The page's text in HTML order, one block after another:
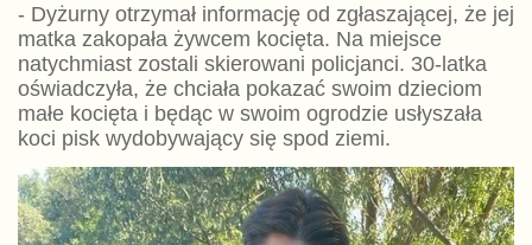
- Dyżurny otrzymał informację od zgłaszającej, że jej
matka zakopała żywcem kocięta. Na miejsce
natychmiast zostali skierowani policjanci. 30-latka
oświadczyła, że chciała pokazać swoim dzieciom
małe kocięta i będąc w swoim ogrodzie usłyszała
koci pisk wydobywający się spod ziemi.